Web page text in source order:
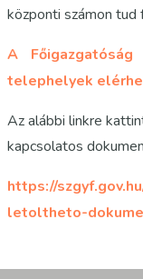
központi számon tud
A Főigazgatóság
telephelyek
Az alábbi linkre
kapcsolatos
https://
letoltheto-